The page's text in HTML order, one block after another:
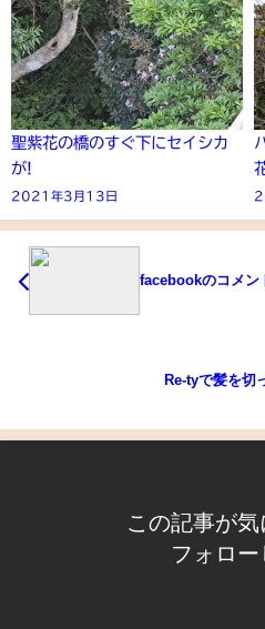
聖紫花の橋のすぐ下にセイシカ
が!
2021年3月13日
facebookのコメン
Re-tyで髪を切
この記事が気
フォロー